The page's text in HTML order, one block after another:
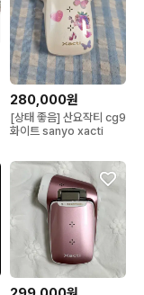
280,000원
[상태 좋음] 산요작티 cg9
화이트 sanyo xacti